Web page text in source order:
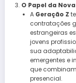
O Papel da
A Geração Z
contratações
estrangeiras
jovens
sua
emergentes e
que
presencial.